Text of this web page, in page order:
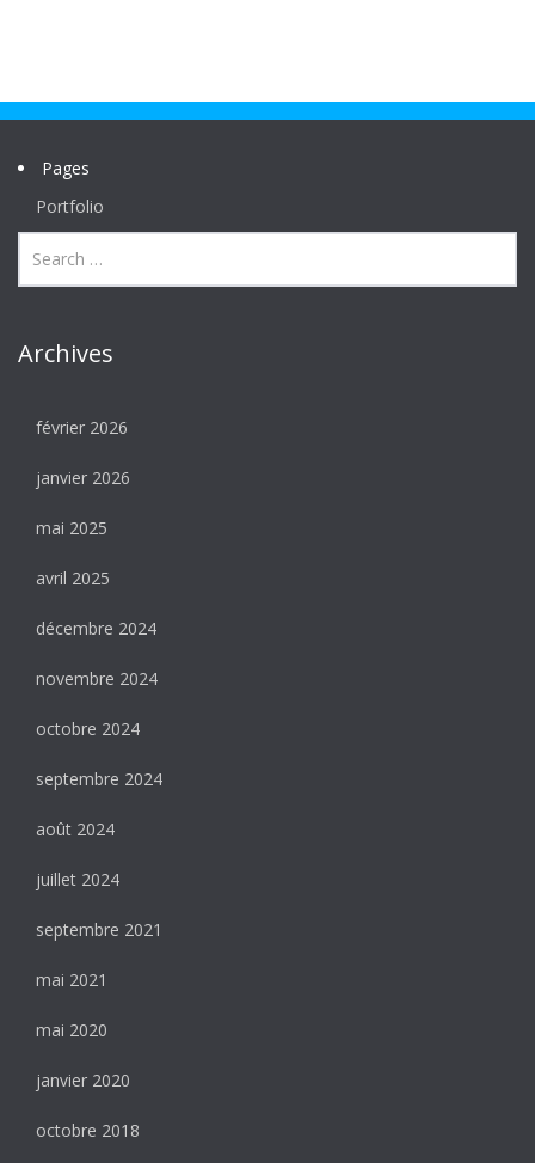
Pages
Portfolio
Archives
février 2026
janvier 2026
mai 2025
avril 2025
décembre 2024
novembre 2024
octobre 2024
septembre 2024
août 2024
juillet 2024
septembre 2021
mai 2021
mai 2020
janvier 2020
octobre 2018